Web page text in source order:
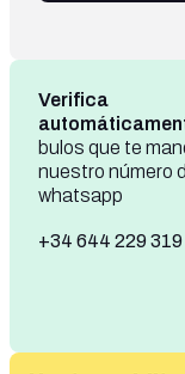
Verifica
bulos que te
nuestro número
whatsapp
+34 644 229 319